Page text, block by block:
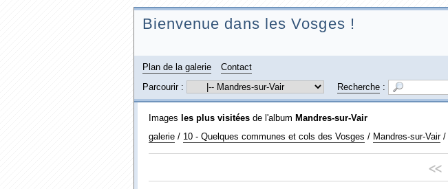
Bienvenue dans les Vosges !
Plan de la galerie
Contact
Parcourir :
Recherche:
Images les plus visitéesde l'album Mandres-sur-Vair
galerie/ 10 - Quelques communes et cols des Vosges / Mandres-sur-Vair/
<<